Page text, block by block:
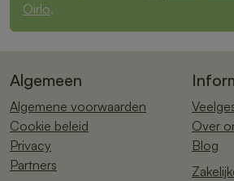
Oirlo.
Algemeen
Algemene voorwaarden
Cookie beleid
Privacy
Partners
Over
Blog